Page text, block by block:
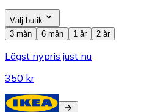
Välj butik
3 mån
6 mån 1 år 2 år
Lägst nypris just nu
350 kr